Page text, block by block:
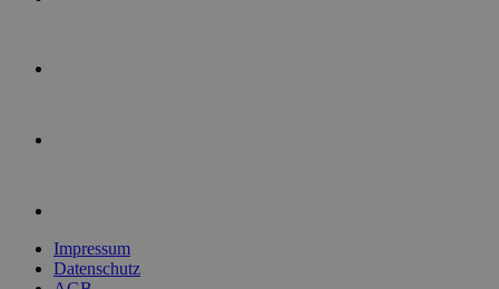
Impressum
Datenschutz